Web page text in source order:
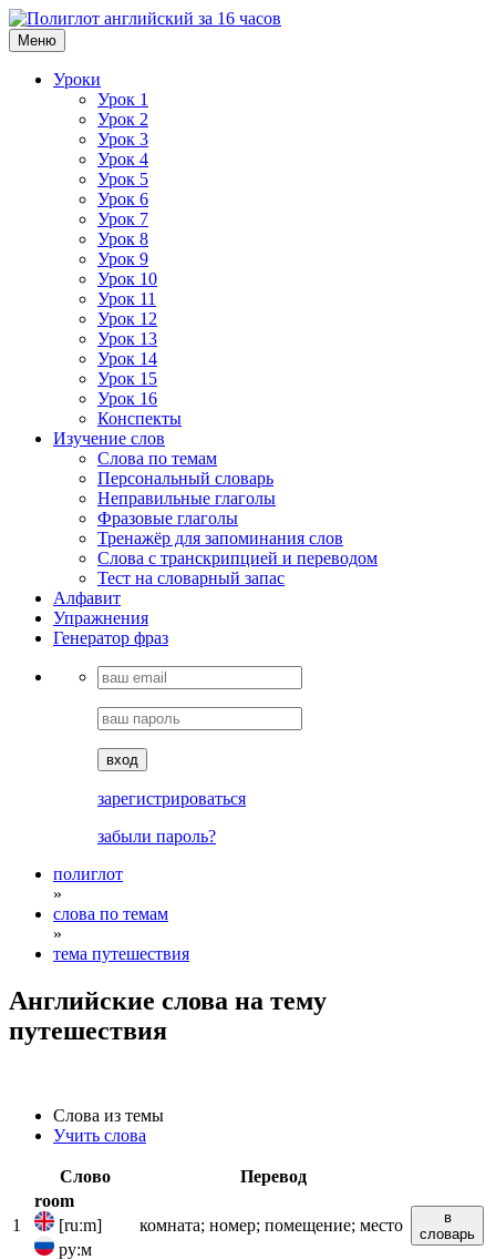
Меню
Уроки
Урок 1
Урок 2
Урок 3
Урок 4
Урок 5
Урок 6
Урок 7
Урок 8
Урок 9
Урок 10
Урок 11
Урок 12
Урок 13
Урок 14
Урок 15
Урок 16
Конспекты
Изучение слов
Слова по темам
Персональный словарь
Неправильные глаголы
Фразовые глаголы
Тренажёр для запоминания слов
Cлова с транскрипцией и переводом
Тест на словарный запас
Алфавит
Упражнения
Генератор фраз
вход
зарегистрироваться
забыли пароль?
полиглот
»
слова по темам
»
тема путешествия
Английские слова на тему
путешествия
Слова из темы
Учить слова
Слово Перевод
1
room
[ruːm]
ру:м
комната; номер; помещение; место
в
словарь